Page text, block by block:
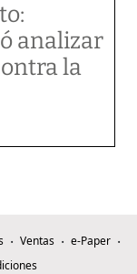
analizar
la
Ventas
e-Paper